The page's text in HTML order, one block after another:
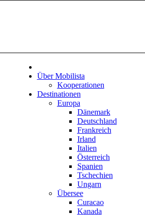
Über Mobilista
Kooperationen
Destinationen
Europa
Dänemark
Deutschland
Frankreich
Irland
Italien
Österreich
Spanien
Tschechien
Ungarn
Übersee
Curacao
Kanada